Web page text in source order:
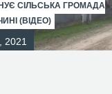
СІЛЬСЬКА ГРОМАДА
(ВІДЕО)
2021